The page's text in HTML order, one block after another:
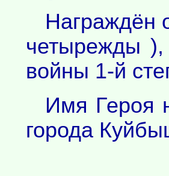
Награждён
четырежды ),
войны 1-й
Имя Героя
города